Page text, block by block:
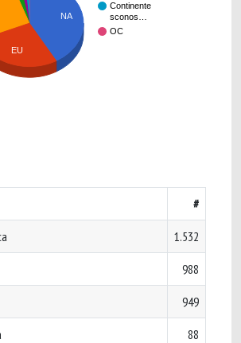
Continente
sconos…
OC
NA
EU
#
1.532
988
949
88